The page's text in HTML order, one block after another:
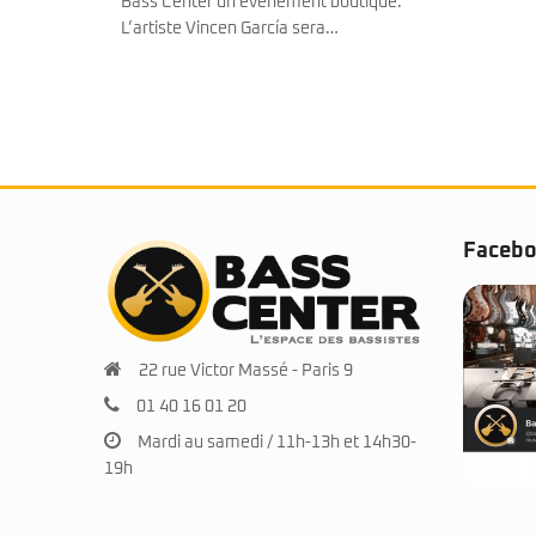
22 rue Victor Massé - Paris 9
01 40 16 01 20
Mardi au samedi / 11h-13h et 14h30-
19h